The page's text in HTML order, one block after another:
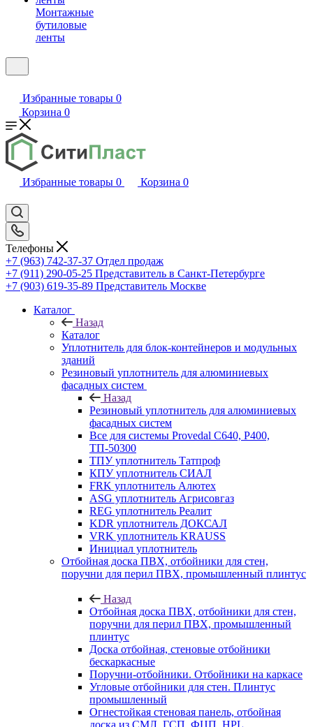
Монтажные
бутиловые
ленты
Избранные товары 0
Корзина 0
Избранные товары 0 Корзина 0
Телефоны
+7 (963) 742-37-37 Отдел продаж
+7 (911) 290-05-25 Представитель в Санкт-Петербурге
+7 (903) 619-35-89 Представитель Москве
Каталог
Назад
Каталог
Уплотнитель для блок-контейнеров и модульных
зданий
Резиновый уплотнитель для алюминиевых
фасадных систем
Назад
Резиновый уплотнитель для алюминиевых
фасадных систем
Все для системы Provedal С640, Р400,
ТП-50300
ТПУ уплотнитель Татпроф
КПУ уплотнитель СИАЛ
FRK уплотнитель Алютех
ASG уплотнитель Агрисовгаз
REG уплотнитель Реалит
KDR уплотнитель ДОКСАЛ
VRK уплотнитель KRAUSS
Инициал уплотнитель
Отбойная доска ПВХ, отбойники для стен,
поручни для перил ПВХ, промышленный плинтус
Назад
Отбойная доска ПВХ, отбойники для стен,
поручни для перил ПВХ, промышленный
плинтус
Доска отбойная, стеновые отбойники
бескаркасные
Поручни-отбойники. Отбойники на каркасе
Угловые отбойники для стен. Плинтус
промышленный
Огнестойкая стеновая панель, отбойная
доска из СМЛ, ГСП, ФЦП, HPL